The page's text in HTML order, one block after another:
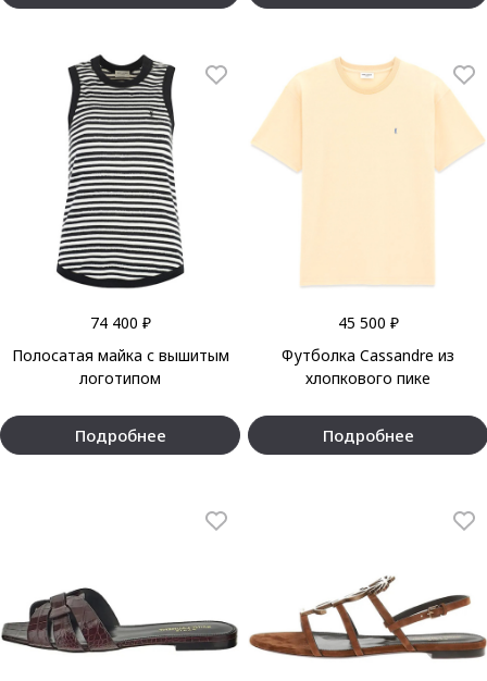
74 400 ₽
Полосатая майка с вышитым
логотипом
Подробнее
45 500 ₽
Футболка Cassandre из
хлопкового пике
Подробнее